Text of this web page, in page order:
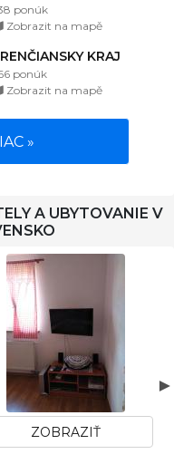
ponúk
Zobrazit na mapě
KRAJ
ponúk
Zobrazit na mapě
»
A UBYTOVANIE V
ZOBRAZIŤ